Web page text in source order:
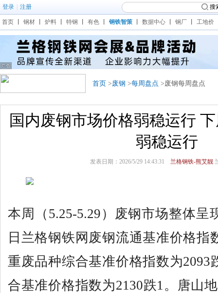
登录 注册 搜
首页 钢材 炉料 特钢 有色 钢铁智策 数据中心 钢厂 工地价
首页 >废钢 >每周盘点 >废钢每周盘点
国内废钢市场价格弱稳运行
弱稳运行
发表日期：2026/5/29 14:43:31 兰格钢铁-熊艾靓
本周（5.25-5.29）废钢市场整体呈
日兰格钢铁网废钢流通基准价格指
重废品种综合基准价格指数为2093
合基准价格指数为2130跌1。唐山